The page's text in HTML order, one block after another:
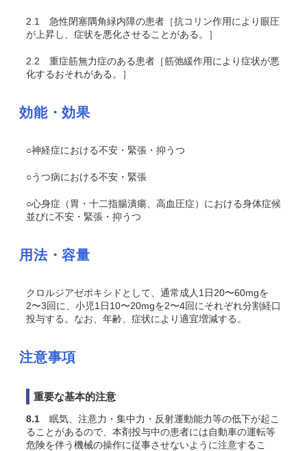
2.1
急性閉塞隅角緑内障の患者［抗コリン作用により眼圧
が上昇し、症状を悪化させることがある。］
2.2 重症筋無力症のある患者［筋弛緩作用により症状が悪
化するおそれがある。］
効能・効果
○神経症における不安・緊張・抑うつ
○うつ病における不安・緊張
○心身症（胃・十二指腸潰瘍、高血圧症）における身体症候
並びに不安・緊張・抑うつ
用法・容量
クロルジアゼポキシドとして、通常成人1日20〜60mgを
2〜3回に、小児1日10〜20mgを2〜4回にそれぞれ分割経口
投与する。なお、年齢、症状により適宜増減する。
注意事項
重要な基本的注意
8.1 眠気、注意力・集中力・反射運動能力等の低下が起こ
ることがあるので、本剤投与中の患者には自動車の運転等
危険を伴う機械の操作に従事させないように注意するこ